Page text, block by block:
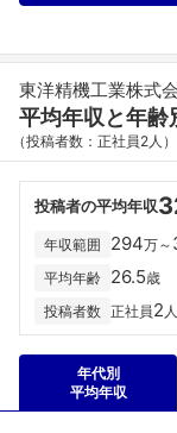
東洋精機工業株式
平均年収と年齢
（投稿者数：正社員2人）
投稿者の平均年収
年収範囲 294万～
平均年齢 26.5歳
投稿者数 正社員2 人
年代別
平均年収